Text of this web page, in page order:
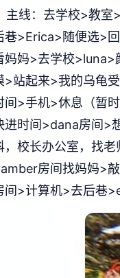
主线：去学校>教室>
巷>Erica>随便选>
妈妈>去学校>luna>
>站起来>我的乌龟
间>手机>休息（暂
进时间>dana房间>
，校长办公室，找
房间找妈妈>
间>计算机>去后巷